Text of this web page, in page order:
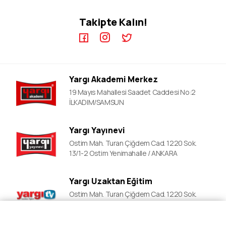
KPSS A Video Dersler
YDS Video Ders
Takipte Kalın!
Yargı Akademi Merkez
19 Mayıs Mahallesi Saadet Caddesi No:2
İLKADIM/SAMSUN
Yargı Yayınevi
Ostim Mah. Turan Çiğdem Cad. 1220 Sok.
13/1-2 Ostim Yenimahalle / ANKARA
Yargı Uzaktan Eğitim
Ostim Mah. Turan Çiğdem Cad. 1220 Sok.